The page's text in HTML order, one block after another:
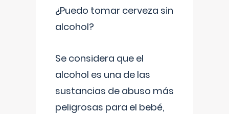
¿Puedo tomar cerveza sin
alcohol?
Se considera que el
alcohol es una de las
sustancias de abuso más
peligrosas para el bebé,